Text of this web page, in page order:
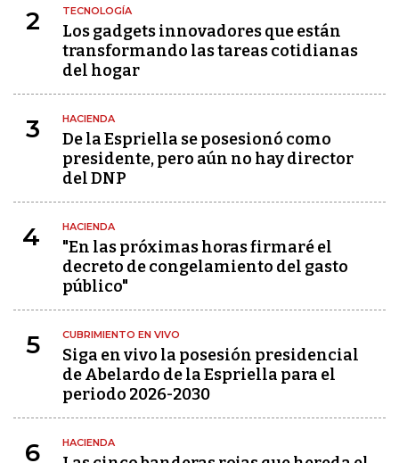
2 TECNOLOGÍA
Los gadgets innovadores que están
transformando las tareas cotidianas
del hogar
3 HACIENDA
De la Espriella se posesionó como
presidente, pero aún no hay director
del DNP
4 HACIENDA
"En las próximas horas firmaré el
decreto de congelamiento del gasto
público"
5 CUBRIMIENTO EN VIVO
Siga en vivo la posesión presidencial
de Abelardo de la Espriella para el
periodo 2026-2030
6 HACIENDA